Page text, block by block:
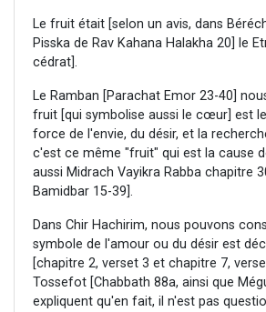
Le fruit était [selon un avis, dans
Pisska de Rav Kahana Halakha 20] le
cédrat].
Le Ramban [Parachat Emor 23-40]
fruit [qui symbolise aussi le cœur] est
force de l'envie, du désir, et la
c'est ce même "fruit" qui est la cause
aussi Midrach Vayikra Rabba chapitre
Bamidbar 15-39].
Dans Chir Hachirim, nous pouvons
symbole de l'amour ou du désir est
[chapitre 2, verset 3 et chapitre 7,
Tossefot [Chabbath 88a, ainsi que
expliquent qu'en fait, il n'est pas